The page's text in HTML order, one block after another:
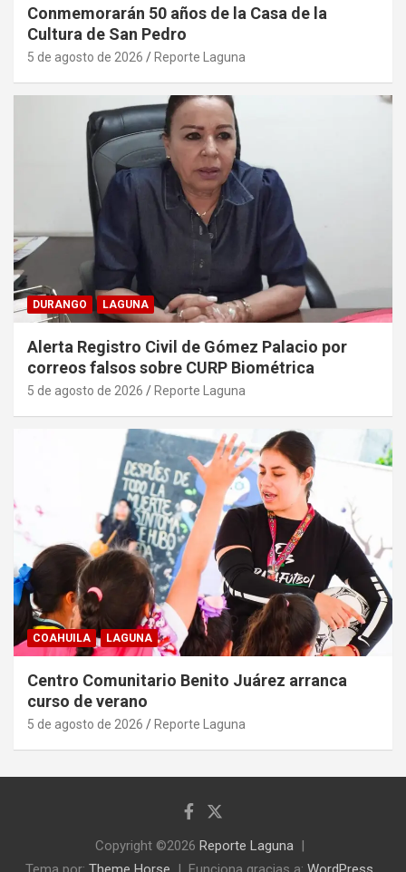
Conmemorarán 50 años de la Casa de la
Cultura de San Pedro
5 de agosto de 2026 Reporte Laguna
DURANGO LAGUNA
Alerta Registro Civil de Gómez Palacio por
correos falsos sobre CURP Biométrica
5 de agosto de 2026 Reporte Laguna
COAHUILA LAGUNA
Centro Comunitario Benito Juárez arranca
curso de verano
5 de agosto de 2026 Reporte Laguna
Copyright ©2026 Reporte Laguna